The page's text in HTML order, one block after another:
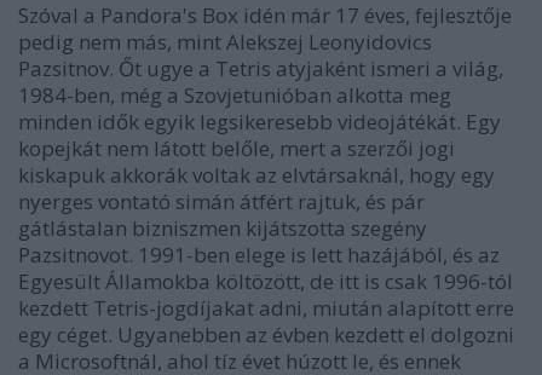
Szóval a Pandora's Box idén már 17 éves, fejlesztője
pedig nem más, mint Alekszej Leonyidovics
Pazsitnov. Őt ugye a Tetris atyjaként ismeri a világ,
1984-ben, még a Szovjetunióban alkotta meg
minden idők egyik legsikeresebb videojátékát. Egy
kopejkát nem látott belőle, mert a szerzői jogi
kiskapuk akkorák voltak az elvtársaknál, hogy egy
nyerges vontató simán átfért rajtuk, és pár
gátlástalan bizniszmen kijátszotta szegény
Pazsitnovot. 1991-ben elege is lett hazájából, és az
Egyesült Államokba költözött, de itt is csak 1996-tól
kezdett Tetris-jogdíjakat adni, miután alapított erre
egy céget. Ugyanebben az évben kezdett el dolgozni
a Microsoftnál, ahol tíz évet húzott le, és ennek